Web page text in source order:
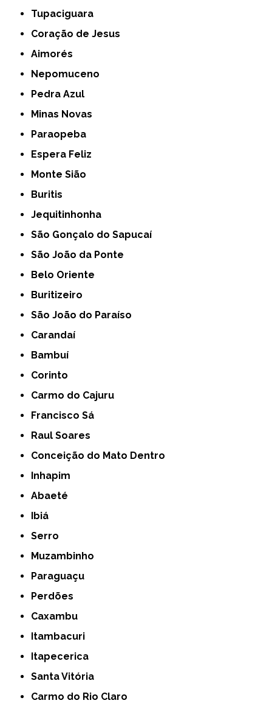
Tupaciguara
Coração de Jesus
Aimorés
Nepomuceno
Pedra Azul
Minas Novas
Paraopeba
Espera Feliz
Monte Sião
Buritis
Jequitinhonha
São Gonçalo do Sapucaí
São João da Ponte
Belo Oriente
Buritizeiro
São João do Paraíso
Carandaí
Bambuí
Corinto
Carmo do Cajuru
Francisco Sá
Raul Soares
Conceição do Mato Dentro
Inhapim
Abaeté
Ibiá
Serro
Muzambinho
Paraguaçu
Perdões
Caxambu
Itambacuri
Itapecerica
Santa Vitória
Carmo do Rio Claro